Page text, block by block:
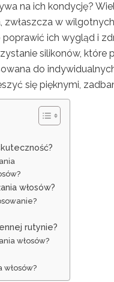
na ich kondycję?
zwłaszcza w
ich wygląd i
silikonów, które
do
się pięknymi,
włosów?
rutynie?
włosów?